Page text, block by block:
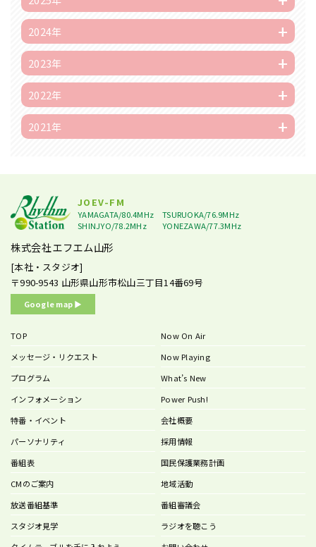
2024年
2023年
2022年
2021年
JOEV-FM
YAMAGATA/80.4MHz
TSURUOKA/76.9MHz
SHINJYO/78.2MHz
YONEZAWA/77.3MHz
株式会社エフエム山形
[本社・スタジオ]
〒990-9543 山形県山形市松山三丁目14番69号
Google map ▶︎
TOP
メッセージ・リクエスト
プログラム
インフォメーション
特番・イベント
パーソナリティ
番組表
CMのご案内
Now On Air
Now Playing
What’s New
Power Push!
会社概要
採用情報
国民保護業務計画
地域活動
放送番組基準
番組審議会
スタジオ見学
ラジオを聴こう